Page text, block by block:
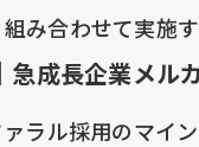
み合わせて実施
成長企業メル
ラル採用のマイ